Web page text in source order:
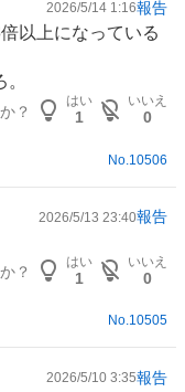
2026/5/14 1:16報告
以上になっている
？
はい
1
いいえ
0
No. 10506
2026/5/13 23:40報告
？
はい
1
いいえ
0
No.10505
2026/5/10 3:35報告